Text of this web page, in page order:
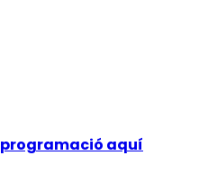
programació aquí